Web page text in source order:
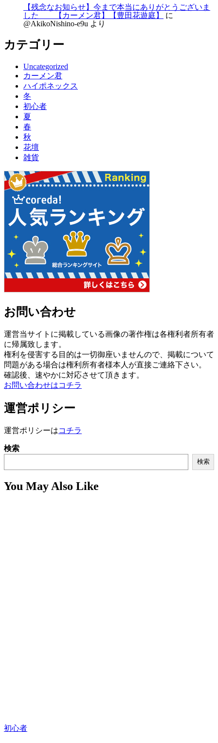
【残念なお知らせ】今まで本当にありがとうございま
した 【カーメン君】【豊田花遊庭】
に
@AkikoNishino-e9u より
カテゴリー
Uncategorized
カーメン君
ハイポネックス
冬
初心者
夏
春
秋
花壇
雑貨
お問い合わせ
運営当サイトに掲載している画像の著作権は各権利者所有者
に帰属致します。
権利を侵害する目的は一切御座いませんので、掲載について
問題がある場合は権利所有者様本人が直接ご連絡下さい。
確認後、速やかに対応させて頂きます。
お問い合わせはコチラ
運営ポリシー
運営ポリシーはコチラ
検索
検索
You May Also Like
初心者